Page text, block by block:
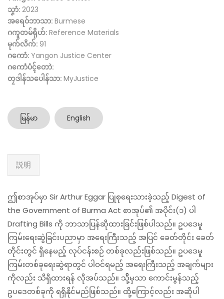
သၞာံ: 2023
အရေဝ်ဘာသာ: Burmese
ဂကူတမ်ရိုဟ်: Reference Materials
မုက်လိက်: 91
ဂကောံ: Yangon Justice Center
ဂကောံပံၚ်တောဲ:
တၠဒါန်သပေါန်သာ: MyJustice
မြန်မာ English
説明
ဤစာအုပ်မှာ Sir Arthur Eggar ပြုစုရေးသားခဲ့သည့် Digest of
the Government of Burma Act စာအုပ်၏ အပိုင်း(၁) ပါ
Drafting Bills ကို ဘာသာပြန်ဆိုထားခြင်းဖြစ်ပါသည်။ ဥပဒေမူ
ကြမ်းရေးဆွဲခြင်းပညာမှာ အရေးကြီးသည့် အပြင် ခေတ်တိုင်း ခေတ်
တိုင်းတွင် ရှိနေမည့် လုပ်ငန်းစဉ် တစ်ခုလည်းဖြစ်သည်။ ဥပဒေမူ
ကြမ်းတစ်ခုရေးဆွဲရာတွင် ပါဝင်ရမည့် အရေးကြီးသည့် အချက်များ
ကိုလည်း သိရှိထားရန် လိုအပ်သည်။ သို့်မှသာ ကောင်းမွန်သည့်
ဥပဒေတစ်ခုကို ရရှိနိုင်မည်ဖြစ်သည်။ ထို့ကြောင့်လည်း အဆိုပါ